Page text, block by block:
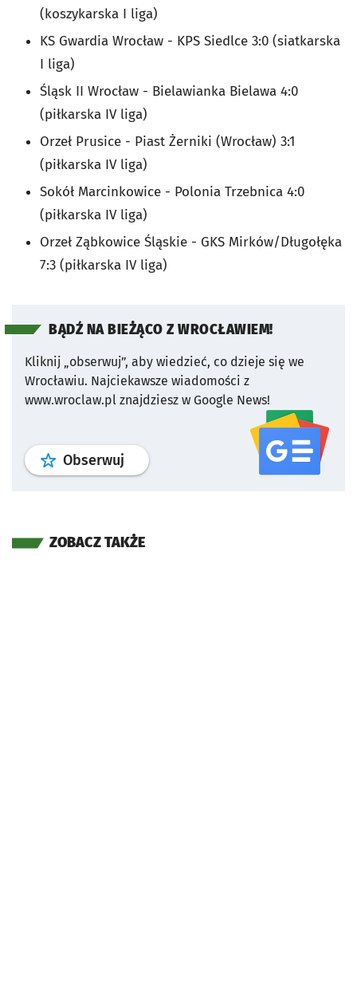
(koszykarska I liga)
KS Gwardia Wrocław - KPS Siedlce 3:0 (siatkarska
I liga)
Śląsk II Wrocław - Bielawianka Bielawa 4:0
(piłkarska IV liga)
Orzeł Prusice - Piast Żerniki (Wrocław) 3:1
(piłkarska IV liga)
Sokół Marcinkowice - Polonia Trzebnica 4:0
(piłkarska IV liga)
Orzeł Ząbkowice Śląskie - GKS Mirków/Długołęka
7:3 (piłkarska IV liga)
BĄDŹ NA BIEŻĄCO Z WROCŁAWIEM!
Kliknij „obserwuj”, aby wiedzieć, co dzieje się we
Wrocławiu. Najciekawsze wiadomości z
www.wroclaw.pl znajdziesz w Google News!
Obserwuj profil serwisu
ZOBACZ TAKŻE